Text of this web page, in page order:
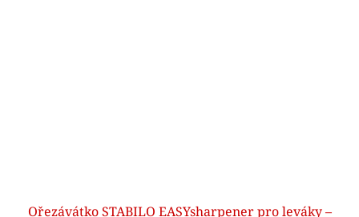
Ořezávátko STABILO EASYsharpener pro leváky –